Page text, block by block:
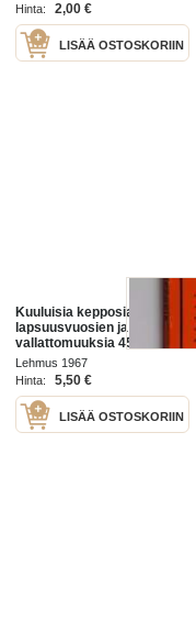
Hinta: 2,00 €
LISÄÄ OSTOSKORIIN
Kuuluisia kepposia :
lapsuusvuosien ja
vallattomuuksia 45 tunnetun
kansalaisen tunnustamina
Lehmus 1967
Hinta:
5,50 €
LISÄÄ OSTOSKORIIN